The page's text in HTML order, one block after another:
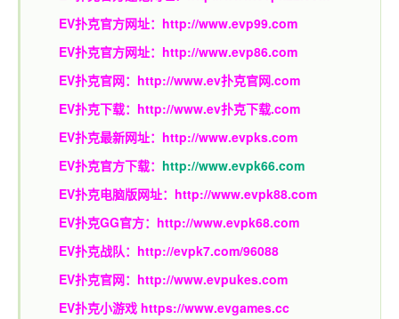
EV扑克官方网址： http://www.evp99.com
EV扑克官方网址： http://www.evp86.com
EV扑克官网： http://www.ev扑克官网.com
EV扑克下载： http://www.ev扑克下载.com
EV扑克最新网址： http://www.evpks.com
EV扑克官方下载： http://www.evpk66.com
EV扑克电脑版网址： http://www.evpk88.com
EV扑克GG官方： http://www.evpk68.com
EV扑克战队： http://evpk7.com/96088
EV扑克官网： http://www.evpukes.com
EV扑克小游戏 https://www.evgames.cc